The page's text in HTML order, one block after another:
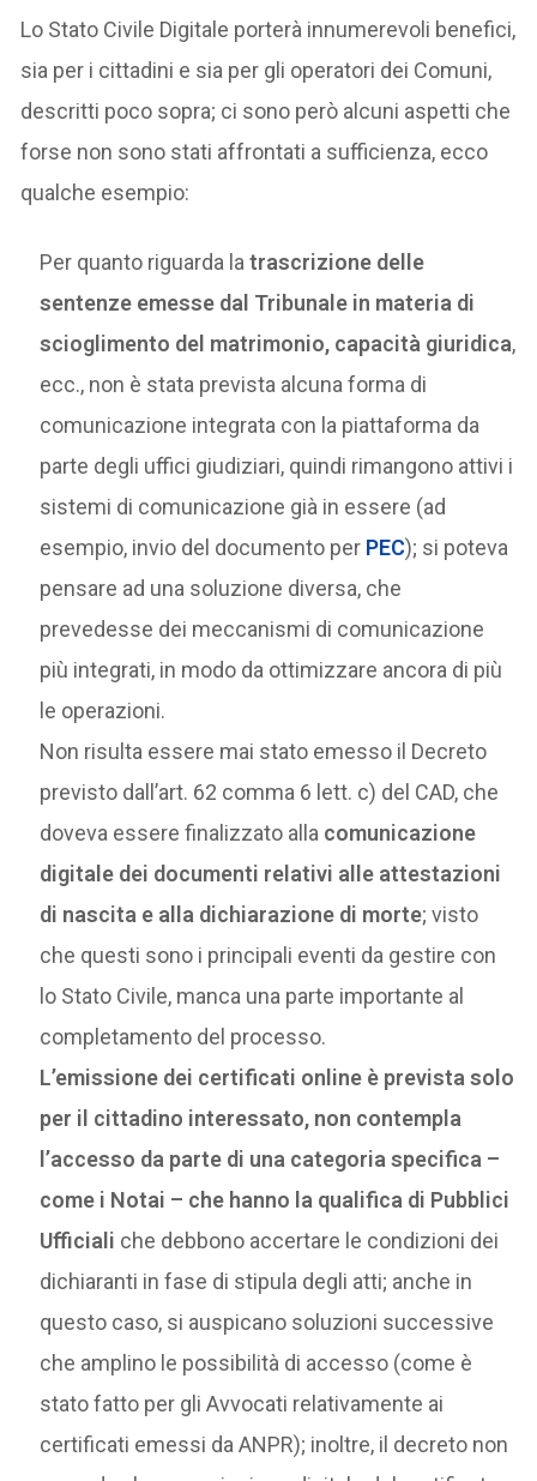
Lo Stato Civile Digitale porterà innumerevoli benefici,
sia per i cittadini e sia per gli operatori dei Comuni,
descritti poco sopra; ci sono però alcuni aspetti che
forse non sono stati affrontati a sufficienza, ecco
qualche esempio:
Per quanto riguarda latrascrizione delle
sentenze emesse dal Tribunale in materia di
scioglimento del matrimonio, capacità giuridica,
ecc., non è stata prevista alcuna forma di
comunicazione integrata con la piattaforma da
parte degli uffici giudiziari, quindi rimangono attivi i
sistemi di comunicazione già in essere (ad
esempio, invio del documento per PEC); si poteva
pensare ad una soluzione diversa, che
prevedesse dei meccanismi di comunicazione
più integrati, in modo da ottimizzare ancora di più
le operazioni.
Non risulta essere mai stato emesso il Decreto
previsto dall’art. 62 comma 6 lett. c) del CAD, che
doveva essere finalizzato alla comunicazione
digitale dei documenti relativi alle attestazioni
di nascita e alla dichiarazione di morte; visto
che questi sono i principali eventi da gestire con
lo Stato Civile, manca una parte importante al
completamento del processo.
L’emissione dei certificati online è prevista solo
per il cittadino interessato, non contempla
l’accesso da parte di una categoria specifica –
come i Notai – che hanno la qualifica di Pubblici
Ufficiali che debbono accertare le condizioni dei
dichiaranti in fase di stipula degli atti; anche in
questo caso, si auspicano soluzioni successive
che amplino le possibilità di accesso (come è
stato fatto per gli Avvocati relativamente ai
certificati emessi da ANPR); inoltre, il decreto non